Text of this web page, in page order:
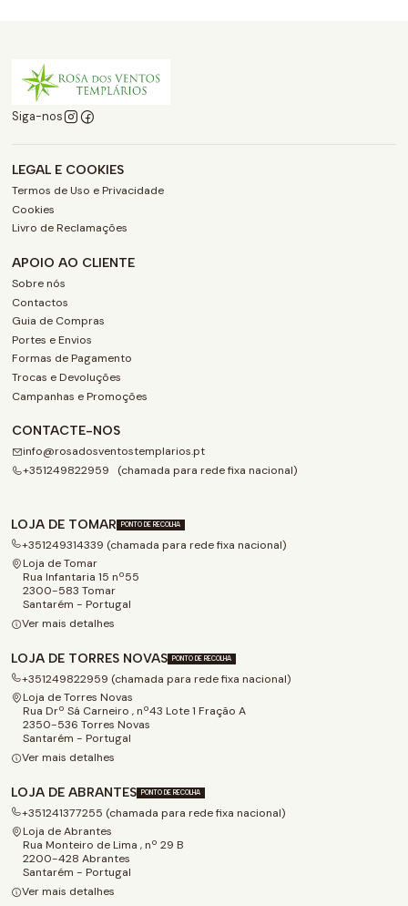
Siga-nos
LEGAL E COOKIES
Termos de Uso e Privacidade
Cookies
Livro de Reclamações
APOIO AO CLIENTE
Sobre nós
Contactos
Guia de Compras
Portes e Envios
Formas de Pagamento
Trocas e Devoluções
Campanhas e Promoções
CONTACTE-NOS
info@rosadosventostemplarios.pt
+351249822959 (chamada para rede fixa nacional)
LOJA DE TOMAR PONTO DE RECOLHA
+351249314339 (chamada para rede fixa nacional)
Loja de Tomar
Rua Infantaria 15 nº55
2300-583 Tomar
Santarém - Portugal
Ver mais detalhes
LOJA DE TORRES NOVAS PONTO DE RECOLHA
+351249822959 (chamada para rede fixa nacional)
Loja de Torres Novas
Rua Drº Sá Carneiro , nº43 Lote 1 Fração A
2350-536 Torres Novas
Santarém - Portugal
Ver mais detalhes
LOJA DE ABRANTES PONTO DE RECOLHA
+351241377255 (chamada para rede fixa nacional)
Loja de Abrantes
Rua Monteiro de Lima , nº 29 B
2200-428 Abrantes
Santarém - Portugal
Ver mais detalhes